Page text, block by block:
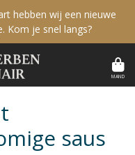
hebben wij een nieuwe
Kom je snel langs?
MAND
saus